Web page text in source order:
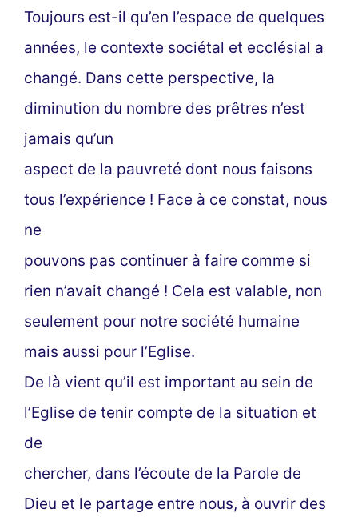
Toujours est-il qu’en l’espace de quelques
années, le contexte sociétal et ecclésial a
changé. Dans cette perspective, la
diminution du nombre des prêtres n’est
jamais qu’un
aspect de la pauvreté dont nous faisons
tous l’expérience ! Face à ce constat, nous
ne
pouvons pas continuer à faire comme si
rien n’avait changé ! Cela est valable, non
seulement pour notre société humaine
mais aussi pour l’Eglise.
De là vient qu’il est important au sein de
l’Eglise de tenir compte de la situation et
de
chercher, dans l’écoute de la Parole de
Dieu et le partage entre nous, à ouvrir des